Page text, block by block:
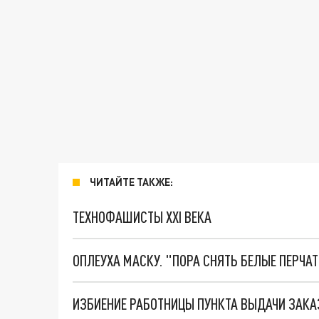
ЧИТАЙТЕ ТАКЖЕ:
ТЕХНОФАШИСТЫ XXI ВЕКА
ОПЛЕУХА МАСКУ. "ПОРА СНЯТЬ БЕЛЫЕ